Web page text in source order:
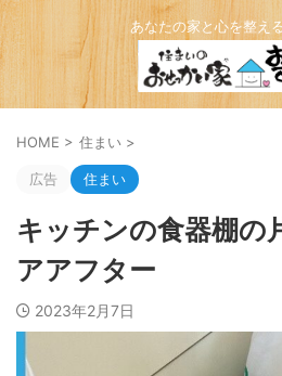
あなたの家と心を整え
HOME > 住まい >
広告 住まい
キッチンの食器棚の
アアフター
2023年2月7日